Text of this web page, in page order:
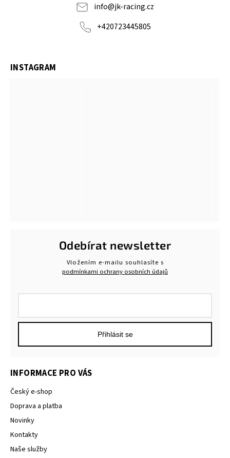
info@jk-racing.cz
+420723445805
INSTAGRAM
INFORMACE PRO VÁS
Český e-shop
Doprava a platba
Novinky
Kontakty
Naše služby
Odebírat newsletter
Vložením e-mailu souhlasíte s
podmínkami ochrany osobních údajů
Přihlásit se